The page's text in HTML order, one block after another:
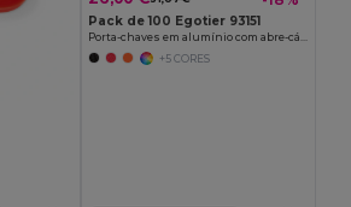
Pack de 100 Egotier 93151
Porta-chaves em alumínio com abre-cápsulas
+5 CORES